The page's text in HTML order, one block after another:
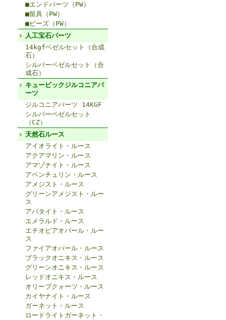
■エンドパーツ（PW）
■留具（PW）
■ビーズ（PW）
人工宝石パーツ
14kgfベゼルセット（合成
石）
シルバーベゼルセット（合
成石）
キュービックジルコニアパ
ーツ
ジルコニアパーツ 14KGF
シルバーベゼルセット
（CZ）
天然石ルース
アイオライト・ルース
アクアマリン・ルース
アマゾナイト・ルース
アベンチュリン・ルース
アメジスト・ルース
グリーンアメジスト・ルー
ス
アパタイト・ルース
エメラルド・ルース
エチオピアオパール・ルー
ス
ファイアオパール・ルース
ブラックオニキス・ルース
グリーンオニキス・ルース
レッドオニキス・ルース
オリーブクォーツ・ルース
カイヤナイト・ルース
ガーネット・ルース
ロードライトガーネット・